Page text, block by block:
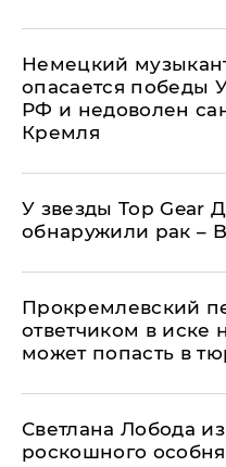
Немецкий
опасается победы
РФ и недоволен
Кремля
У звезды Top Gear
обнаружили рак –
Прокремлевский
ответчиком в иске
может попасть в
Светлана Лобода
роскошного